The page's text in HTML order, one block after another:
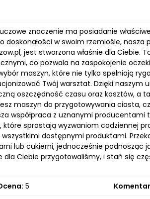
znaczenie ma posiadanie
doskonałości w swoim rzemiośle, nasza
jest stworzona właśnie dla Ciebie.
co pozwala na zaspokojenie
maszyn, które nie tylko spełniają
Twój warsztat. Dzięki naszym
oszczędność czasu oraz kosztów, a
maszyn do przygotowywania ciasta,
współpraca z uznanymi producentami
sprostają wyzwaniom codziennej
dostępnymi produktami.
lub cukierni, jednocześnie podnosząc
dla Ciebie przygotowaliśmy, i stań się
5